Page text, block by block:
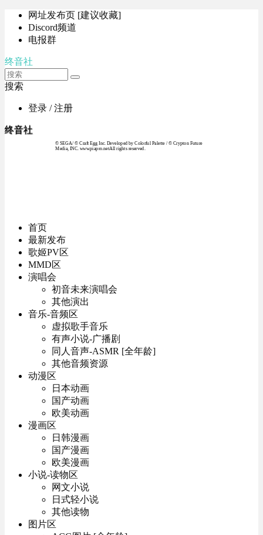
网址发布页 [建议收藏]
Discord频道
电报群
终音社
搜索
登录 / 注册
终音社
© SEGA / © Craft Egg Inc. Developed by Colorful Palette / © Crypton Future
Media, INC. www.piapro.netAll rights reserved.
首页
最新发布
歌姬PV区
MMD区
演唱会
初音未来演唱会
其他演出
音乐-音频区
虚拟歌手音乐
有声小说-广播剧
同人音声-ASMR [全年龄]
其他音频资源
动漫区
日本动画
国产动画
欧美动画
漫画区
日韩漫画
国产漫画
欧美漫画
小说-读物区
网文小说
日式轻小说
其他读物
图片区